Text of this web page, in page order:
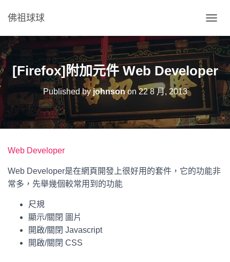
佛祖球球
O
G
G
E
I
G
N
[Firefox]附加元件 Web Developer
Published by johnsonon22 8 月, 2013
Web Developer
Web Developer是在網頁開發上很好用的套件，它的功能非
常多，先舉幾個較常用到的功能
尺規
顯示/關閉 圖片
開啟/關閉 Javascript
開啟/關閉 CSS